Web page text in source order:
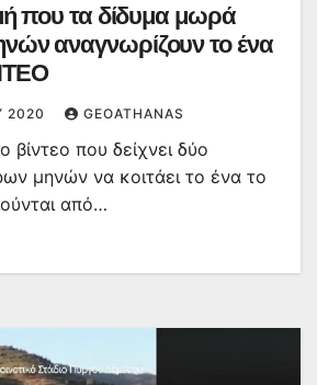
που τα δίδυμα μωρά
αναγνωρίζουν το ένα
2020 GEOATHANAS
βίντεο που δείχνει δύο
μηνών να κοιτάει το ένα το
από…